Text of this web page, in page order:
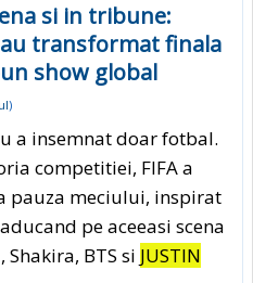
si in tribune:
transformat finala
show global
)
a insemnat doar fotbal.
competitiei, FIFA a
pauza meciului, inspirat
pe aceeasi scena
BTS si JUSTIN